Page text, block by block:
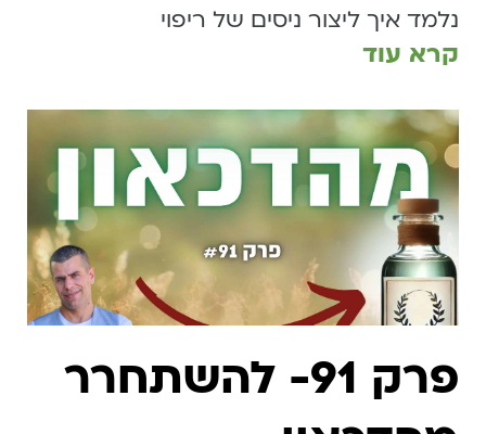
נלמד איך ליצור ניסים של ריפוי
קרא עוד
פרק 91- להשתחרר